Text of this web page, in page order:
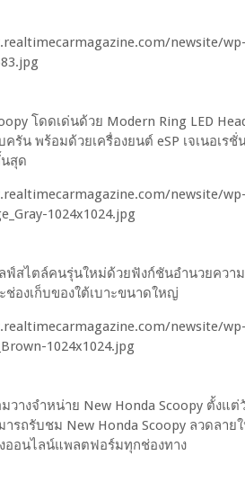
โดดเด่นด้วย Modern Ring LED
รัน พร้อมด้วยเครื่องยนต์ eSP เจเนอเร
สุด
ฟ์สไตล์คนรุ่นใหม่ด้วยฟังก์ชันอำนวยควา
ช่องเก็บของใต้เบาะขนาดใหญ่
วางจำหน่าย New Honda Scoopy ตั้งแ
ารถรับชม New Honda Scoopy ลวดลา
ออนไลน์แพลตฟอร์มทุกช่องทาง